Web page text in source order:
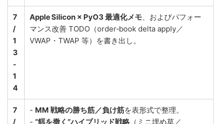
7
/
1
3
‑
1
4
Apple Silicon × PyO3 最適化メモ、およびパフォー
マンス改善 TODO（order‑book delta apply／
VWAP・TWAP 等）を書き出し。
7
/
- MM 戦略の勝ち筋／負け筋を表形式で整理。
- “餌を撒く”ハイブリッド戦略 （ミニ埋め草／